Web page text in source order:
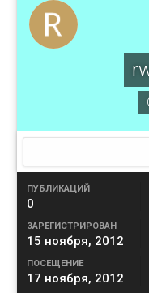
ПУБЛИКАЦИЙ
0
ЗАРЕГИСТРИРОВАН
15 ноября, 2012
ПОСЕЩЕНИЕ
17 ноября, 2012